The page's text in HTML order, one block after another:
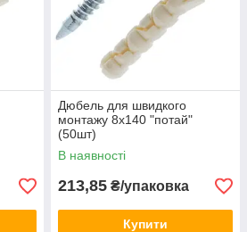
Дюбель для швидкого
монтажу 8х140 "потай"
(50шт)
В наявності
213,85 ₴/упаковка
Купити